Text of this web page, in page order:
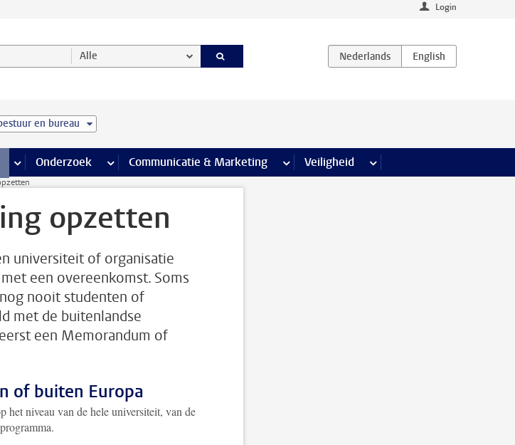
Login
categorie Alle
en bureau
pagina’s
meer Onderwijs pagina’s
Onderzoek meer Onderzoek pagina’s
Communicatie & Marketing meer Communicatie & Marketing pagina’s
Veiligheid meer Veiligheid pagina’s
opzetten
universiteit of organisatie
een overeenkomst. Soms
nooit studenten of
met de buitenlandse
een Memorandum of
of buiten Europa
het niveau van de hele universiteit, van de